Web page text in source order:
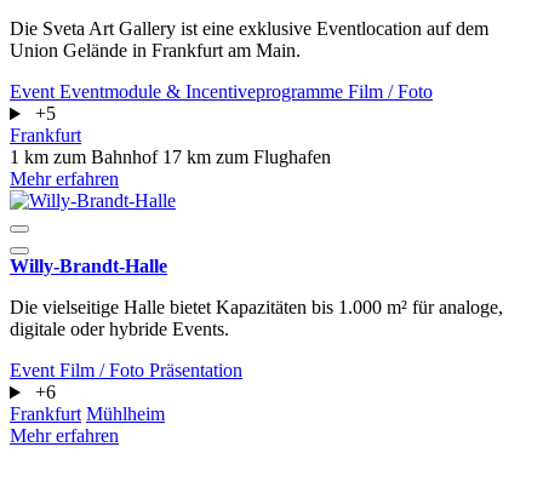
Die Sveta Art Gallery ist eine exklusive Eventlocation auf dem
Union Gelände in Frankfurt am Main.
Event Eventmodule & Incentiveprogramme Film / Foto
+5
Frankfurt
1 km zum Bahnhof 17 km zum Flughafen
Mehr erfahren
Willy-Brandt-Halle
Die vielseitige Halle bietet Kapazitäten bis 1.000 m² für analoge,
digitale oder hybride Events.
Event Film / Foto Präsentation
+6
Frankfurt Mühlheim
Mehr erfahren